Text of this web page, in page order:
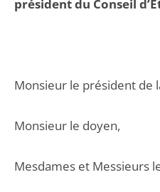
président du Conseil
Monsieur le président de
Monsieur le doyen,
Mesdames et Messieurs